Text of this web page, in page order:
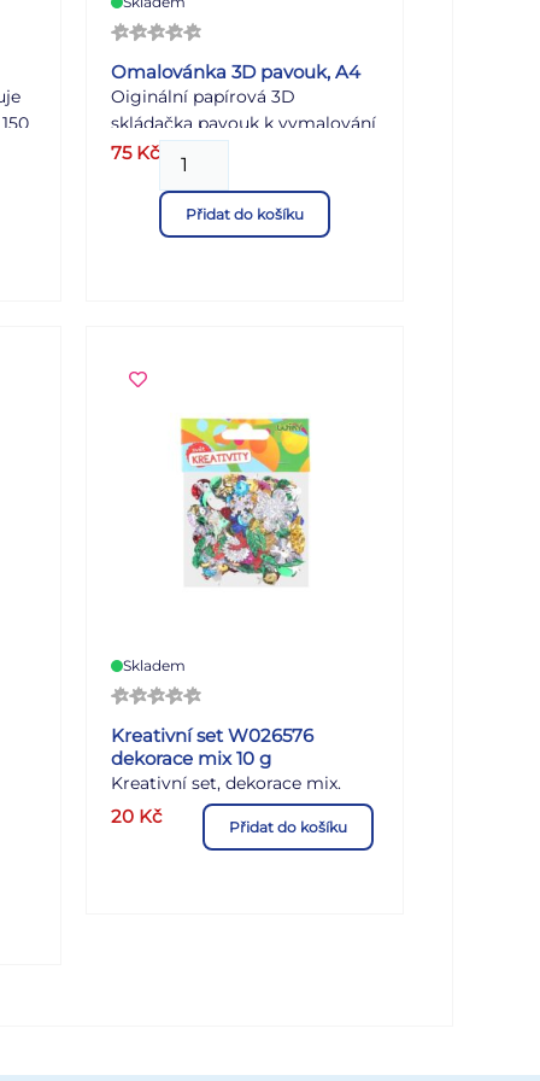
Omalovánka 3D pavouk, A4
Oiginální papírová 3D
skládačka pavouk k vymalování
dle vlastních představ bez
použití nůžek, nebo lepa. 3D
omalovánky Helma Models
vhodné pro děti od 4 let.
75 Kč
Přidat do košíku
Skladem
Kreativní set W026576
dekorace mix 10 g
Kreativní set, dekorace mix.
Uvedená cena je za 1 balení.
20 Kč Přidat do košíku